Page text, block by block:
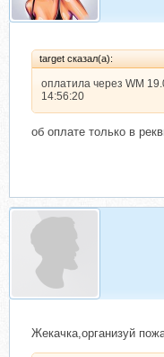
target сказал(а):
оплатила через WM
14:56:20
об оплате только в
Жекачка,организуй